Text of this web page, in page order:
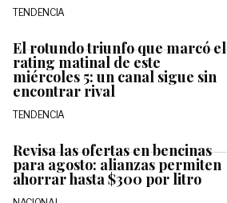
TENDENCIA
El rotundo triunfo que marcó el
rating matinal de este
miércoles 5: un canal sigue sin
encontrar rival
TENDENCIA
Revisa las ofertas en bencinas
para agosto: alianzas permiten
ahorrar hasta $300 por litro